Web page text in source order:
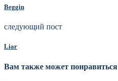
Beggin
следующий пост
Liar
Вам также может понравиться